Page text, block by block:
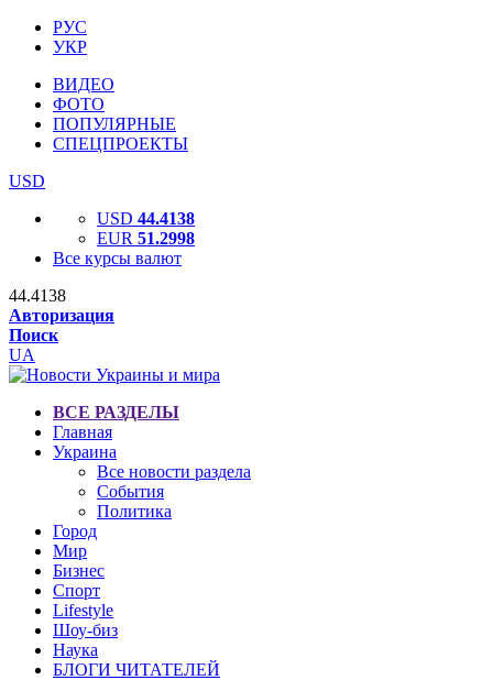
РУС
УКР
ВИДЕО
ФОТО
ПОПУЛЯРНЫЕ
СПЕЦПРОЕКТЫ
USD
USD 44.4138
EUR 51.2998
Все курсы валют
44.4138
Авторизация
Поиск
UA
ВСЕ РАЗДЕЛЫ
Главная
Украина
Все новости раздела
События
Политика
Город
Мир
Бизнес
Спорт
Lifestyle
Шоу-биз
Наука
БЛОГИ ЧИТАТЕЛЕЙ